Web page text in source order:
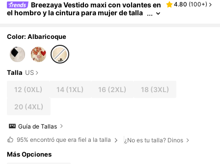
Breezaya Vestido maxi con volantes en
el hombro y la cintura para mujer de talla
4.80 (100+)
Color: Albaricoque
Talla US
12 (0XL) 14 (1XL) 16 (2XL) 18 (3XL)
20(4XL)
Guía de Tallas
95% encontró que era fiel a la talla ¿No es tu talla? Dinos
Más Opciones